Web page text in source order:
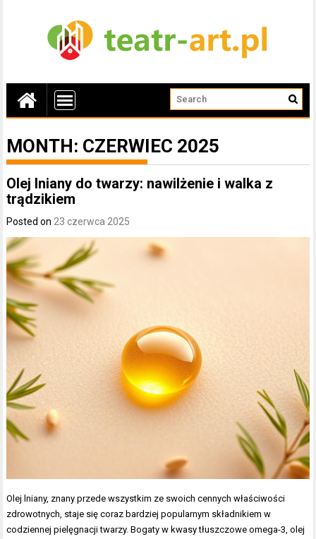
MONTH: CZERWIEC 2025
Olej lniany do twarzy: nawilżenie i walka z
trądzikiem
Posted on 23 czerwca 2025
Olej lniany, znany przede wszystkim ze swoich cennych właściwości
zdrowotnych, staje się coraz bardziej popularnym składnikiem w
codziennej pielęgnacji twarzy. Bogaty w kwasy tłuszczowe omega-3, olej